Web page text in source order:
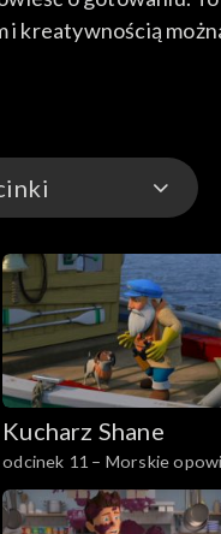
kreatywnością
Kucharz Shane
odcinek 11 – Morskie